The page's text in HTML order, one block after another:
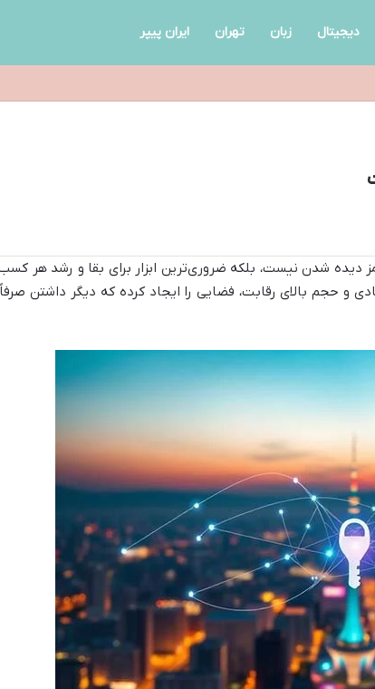
دیجیتال زبان تهران ایران پیپر
دیده شدن نیست، بلکه ضروری‌ترین ابزار برای بقا و رشد هر
و حجم بالای رقابت، فضایی را ایجاد کرده که دیگر داشتن